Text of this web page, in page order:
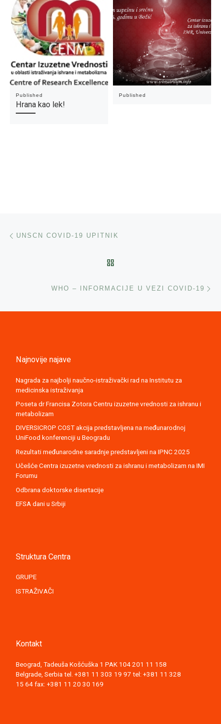
Published
Hrana kao lek!
Published
Post navigation
UNSCN COVID-19 UPITNIK
WHO – INFORMACIJE U VEZI COVID-19
Najnovije najave
Nagrada za najbolji naučno-istraživački rad na Institutu za
medicinska istraživanja
Poseta dr Francisa Zotora Centru izuzetne vrednosti za ishranu i
metabolizam
DIVERSICROP COST akcija predstavljena na međunarodnoj
UniFood konferenciji u Beogradu
Rezultati međunarodne saradnje predstavljeni na IPNC 2025
Učešće Centra izuzetne vrednosti za ishranu i metabolizam na IMI
Forumu
Odbrana doktorske disertacije
EFSA dani u Srbiji
Struktura Centra
GRUPE
ISTRAŽIVAČI
Kontakt
Beograd, Tadeuša Košćuška 1 PAK 104 201 11 158
Belgrade, Serbia tel. +381 11 303 19 97 tel: +381 11 328
15 64 fax: +381 11 20 30 169